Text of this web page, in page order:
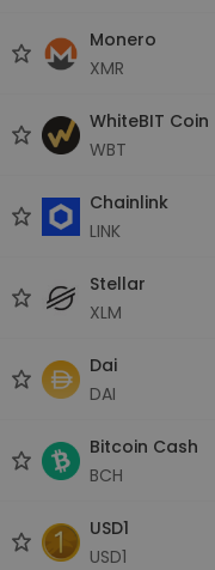
Monero
XMR
WhiteBIT Coin
WBT
Chainlink
LINK
Stellar
XLM
Dai
DAI
Bitcoin Cash
BCH
USD1
USD1